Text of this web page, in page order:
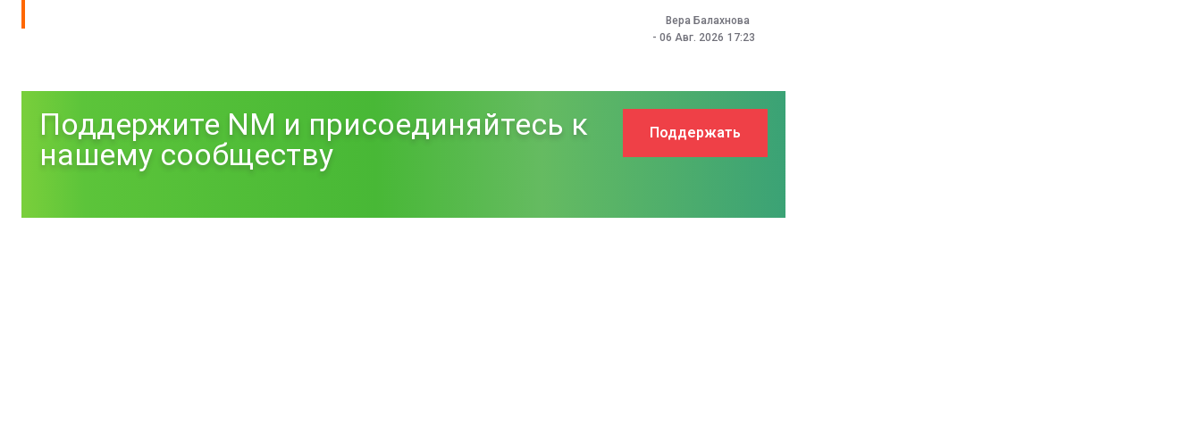
Вера Балахнова
- 06 Авг. 2026 17:23
Поддержите NM и присоединяйтесь к
нашему сообществу
Поддержать